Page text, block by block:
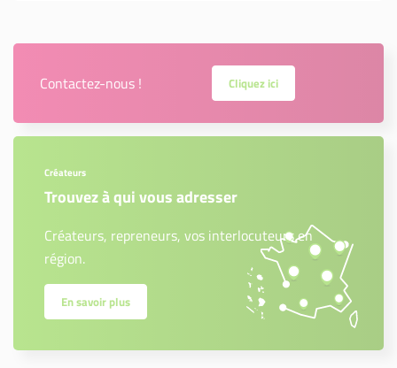
Contactez-nous ! Cliquez ici
Créateurs
Trouvez à qui vous adresser
Créateurs, repreneurs, vos interlocuteurs en
région.
En savoir plus